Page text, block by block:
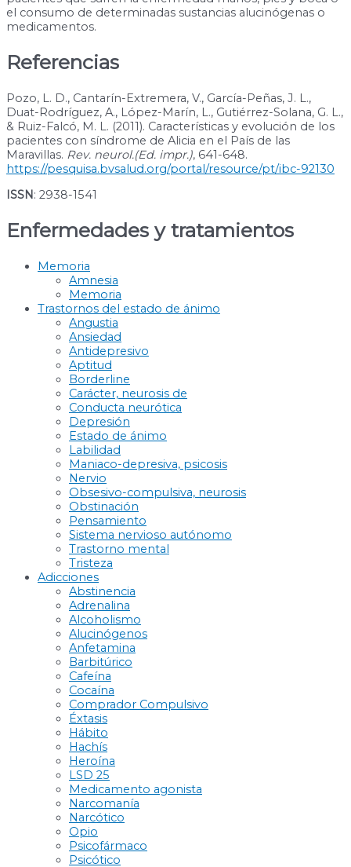
el consumo de determinadas sustancias alucinógenas o
medicamentos.
Referencias
Pozo, L. D., Cantarín-Extremera, V., García-Peñas, J. L.,
Duat-Rodríguez, A., López-Marín, L., Gutiérrez-Solana, G. L.,
& Ruiz-Falcó, M. L. (2011). Características y evolución de los
pacientes con síndrome de Alicia en el País de las
Maravillas. Rev. neurol.(Ed. impr.), 641-648.
https://pesquisa.bvsalud.org/portal/resource/pt/ibc-92130
ISSN: 2938-1541
Enfermedades y tratamientos
Memoria
Amnesia
Memoria
Trastornos del estado de ánimo
Angustia
Ansiedad
Antidepresivo
Aptitud
Borderline
Carácter, neurosis de
Conducta neurótica
Depresión
Estado de ánimo
Labilidad
Maniaco-depresiva, psicosis
Nervio
Obsesivo-compulsiva, neurosis
Obstinación
Pensamiento
Sistema nervioso autónomo
Trastorno mental
Tristeza
Adicciones
Abstinencia
Adrenalina
Alcoholismo
Alucinógenos
Anfetamina
Barbitúrico
Cafeína
Cocaína
Comprador Compulsivo
Éxtasis
Hábito
Hachís
Heroína
LSD 25
Medicamento agonista
Narcomanía
Narcótico
Opio
Psicofármaco
Psicótico